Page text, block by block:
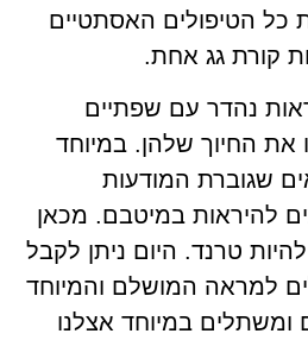
כל הטיפולים האסתטיים
קורת גג אחת.
נהדר עם שפתיים
את החיוך שלהן. במיוחד
שגוברת המודעות
להיראות במיטבם. מכאן
טרנד. היום ניתן לקבל
למראה המושלם והמיוחד
ומשתלים במיוחד אצלנו